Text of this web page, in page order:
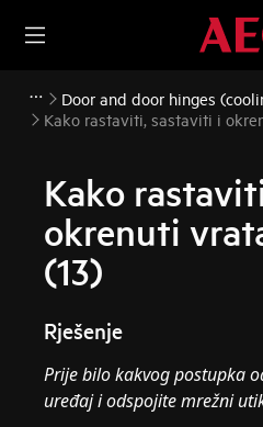
Door and door hinges
Kako rastaviti, sastaviti i
Kako
okrenuti
(13)
Rješenje
Prije bilo kakvog postupka
uređaj i odspojite mrežni